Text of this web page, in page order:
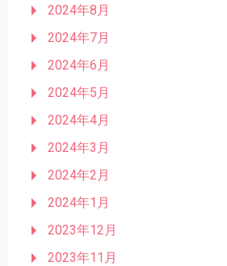
2024年8月
2024年7月
2024年6月
2024年5月
2024年4月
2024年3月
2024年2月
2024年1月
2023年12月
2023年11月